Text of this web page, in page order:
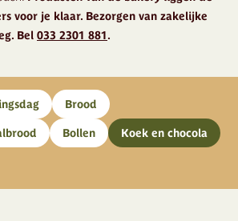
voor je klaar. Bezorgen van zakelijke
Bel 033 2301 881.
Brood
Bollen Koek en chocola